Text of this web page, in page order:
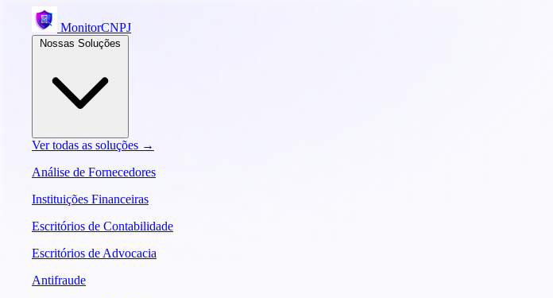
MonitorCNPJ
Ver todas as soluções →
Análise de Fornecedores
Instituições Financeiras
Escritórios de Contabilidade
Escritórios de Advocacia
Antifraude